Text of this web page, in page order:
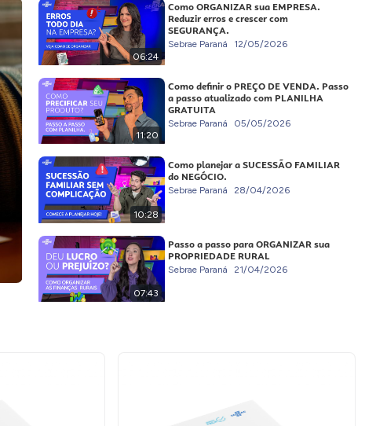
06:24
Como ORGANIZAR sua EMPRESA.
Reduzir erros e crescer com
SEGURANÇA.
Sebrae Paraná 12/05/2026
11:20
Como definir o PREÇO DE VENDA. Passo
a passo atualizado com PLANILHA
GRATUITA
Sebrae Paraná 05/05/2026
10:28
Como planejar a SUCESSÃO FAMILIAR
do NEGÓCIO.
Sebrae Paraná 28/04/2026
07:43
Passo a passo para ORGANIZAR sua
PROPRIEDADE RURAL
Sebrae Paraná 21/04/2026